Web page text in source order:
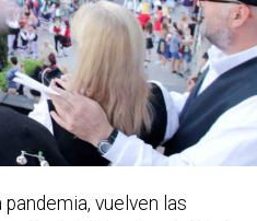
pandemia, vuelven las